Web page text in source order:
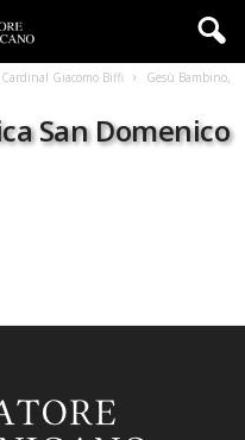
Giacomo Biffi
Gesù Bambino,
San Domenico